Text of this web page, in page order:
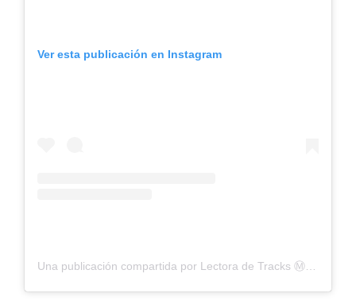
Ver esta publicación en Instagram